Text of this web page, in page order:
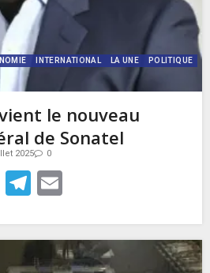
INTERNATIONAL LA UNE
POLITIQUE
le nouveau
de Sonatel
2025 0
X Telegram